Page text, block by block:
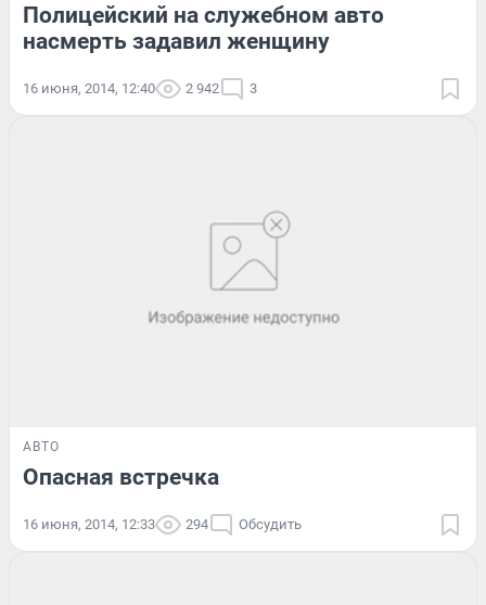
Полицейский на служебном авто
насмерть задавил женщину
16 июня, 2014, 12:40 2 942 3
АВТО
Опасная встречка
16 июня, 2014, 12:33 294 Обсудить